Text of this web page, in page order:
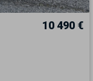
10 490 €